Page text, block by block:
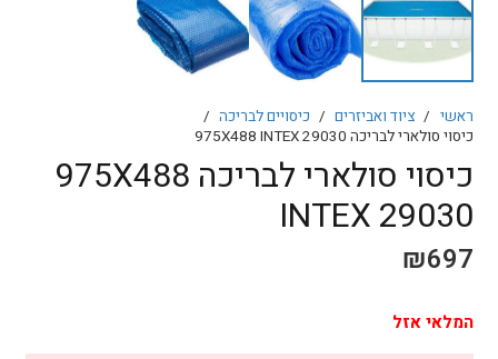
ראשי / ציוד ואביזרים / כיסויים לבריכה /
כיסוי סולארי לבריכה 975X488 INTEX 29030
כיסוי סולארי לבריכה 975X488
INTEX 29030
₪697
המלאי אזל